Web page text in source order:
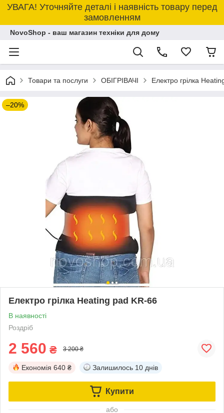
УВАГА! Уточняйте деталі і наявність товару перед
замовленням
NovoShop - ваш магазин техніки для дому
Товари та послуги ОБІГРІВАЧІ Eлектро грілка
–20%
Eлектро грілка Heating pad KR-66
В наявності
Роздріб
2 560 ₴ 3 200 ₴
Економія 640 ₴ Залишилось 10 днів
Купити
або